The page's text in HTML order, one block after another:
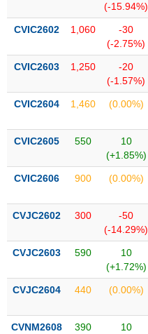
(-15.94%)
CVIC2602 1,060
-30
(-2.75%)
CVIC2603 1,250
-20
(-1.57%)
CVIC2604 1,460 (0.00%)
CVIC2605 550
10
(+1.85%)
CVIC2606 900 (0.00%)
CVJC2602 300
-50
(-14.29%)
CVJC2603 590
10
(+1.72%)
CVJC2604 440 (0.00%)
CVNM2608 390
10
Thuật
ngữ
vụ
(-)
tạo
Công